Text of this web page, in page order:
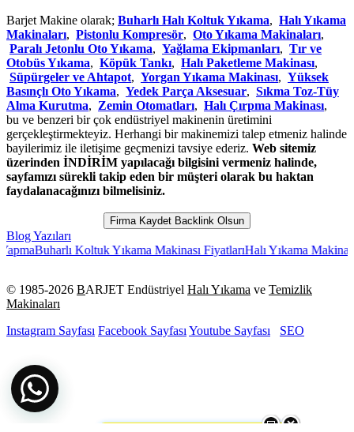
Barjet Makine olarak; Buharlı Halı Koltuk Yıkama, Halı Yıkama
Makinaları, Pistonlu Kompresör, Oto Yıkama Makinaları,
Paralı Jetonlu Oto Yıkama, Yağlama Ekipmanları, Tır ve
Otobüs Yıkama, Köpük Tankı, Halı Paketleme Makinası,
Süpürgeler ve Ahtapot, Yorgan Yıkama Makinası, Yüksek
Basınçlı Oto Yıkama, Yedek Parça Aksesuar, Sıkma Toz-Tüy
Alma Kurutma, Zemin Otomatları, Halı Çırpma Makinası,
bu ve benzeri bir çok endüstriyel makinenin üretimini
gerçekleştirmekteyiz. Herhangi bir makinemizi talep etmeniz halinde
bayilerimiz ile iletişime geçmenizi tavsiye ederiz. Web sitemiz
üzerinden İNDİRİM yapılacağı bilgisini vermeniz halinde,
sayfamızı sürekli takip eden bir müşteri olarak bu haktan
faydalanacağınızı bilmelisiniz.
Firma Kaydet Backlink Olsun
Blog Yazıları
Buharlı Koltuk Yıkama Makinası FiyatlarıHalı Yıkama Makinaları
© 1985-2026 BARJET Endüstriyel Halı Yıkama ve Temizlik
Makinaları
Instagram Sayfası Facebook SayfasıYoutube Sayfası SEO